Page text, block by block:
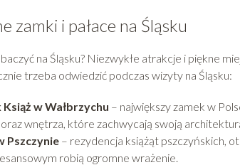
zamki i pałace na Śląsku
na Śląsku? Niezwykłe atrakcje i piękne
trzeba odwiedzić podczas wizyty na Śląsku:
w Wałbrzychu – największy zamek w
wnętrza, które zachwycają swoją
Pszczynie – rezydencja książąt pszczyńskich,
robią ogromne wrażenie.